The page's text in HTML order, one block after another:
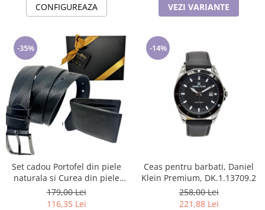
CONFIGUREAZA VEZI VARIANTE
-35%
Set cadou Portofel din piele
naturala si Curea din piele
ecologica A-2316-4N, latime
curea 3.5cm, e-CADOU
179,00 Lei
116,35 Lei
-14%
Ceas pentru barbati, Daniel
Klein Premium, DK.1.13709.2
258,00 Lei
221,88 Lei